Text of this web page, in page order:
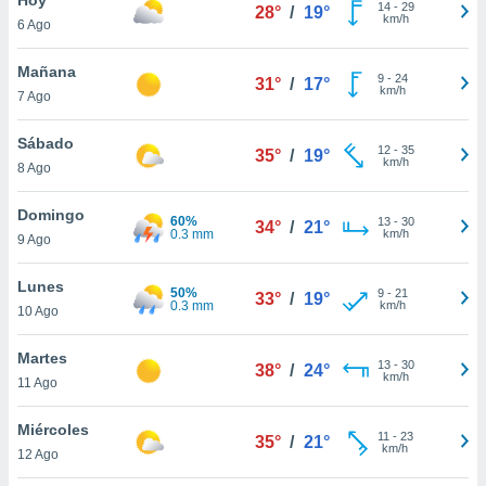
en
más
nuestra
de
cookies
aceptar
6 Ago
28° / 19° 14- 29
km/h
Mañana
7 Ago
31° / 17° 9- 24
km/h
Sábado
8 Ago
35° / 19° 12- 35
km/h
Domingo
9 Ago
60%
0.3 mm
34° / 21° 13- 30
km/h
Lunes
10 Ago
50%
0.3 mm
33° / 19° 9- 21
km/h
Martes
11 Ago
38° / 24° 13- 30
km/h
Miércoles
12 Ago
35° / 21° 11 - 23
km/h